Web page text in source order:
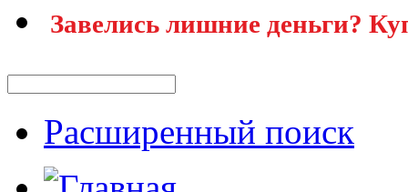
Завелись лишние деньги?
Расширенный поиск